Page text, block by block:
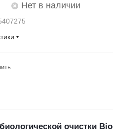
Нет в наличии
очистки